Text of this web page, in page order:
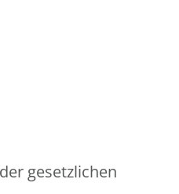
gesetzlichen